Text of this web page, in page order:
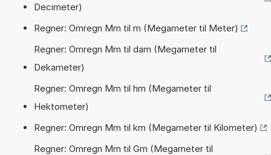
Decimeter)
Regner: Omregn Mm til m (Megameter til Meter)
Regner: Omregn Mm til dam (Megameter til
Dekameter)
Regner: Omregn Mm til hm (Megameter til
Hektometer)
Regner: Omregn Mm til km (Megameter til Kilometer)
Regner: Omregn Mm til Gm (Megameter til